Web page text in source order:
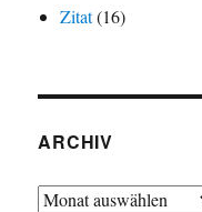
Zitat(16)
ARCHIV
Archiv